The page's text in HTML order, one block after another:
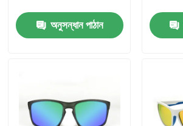
আমাদের সম্পর্কে
অনুসন্ধান পাঠান